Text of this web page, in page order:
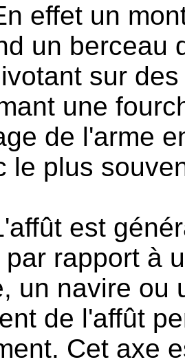
effet un
un berceau
sur
une
de l'arme
le plus
est
rapport à
un navire ou
de l'affût
Cet axe